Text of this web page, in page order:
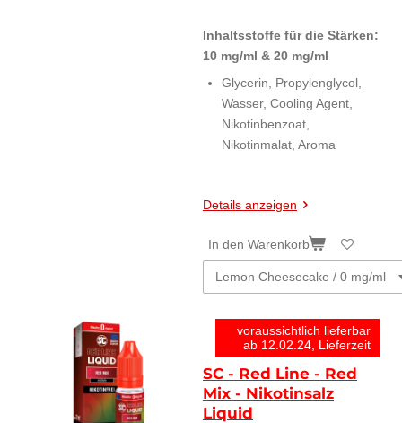
Inhaltsstoffe für die Stärken:
10 mg/ml & 20 mg/ml
Glycerin, Propylenglycol,
Wasser, Cooling Agent,
Nikotinbenzoat,
Nikotinmalat, Aroma
Details anzeigen
In den Warenkorb
voraussichtlich lieferbar
ab 12.02.24, Lieferzeit
SC - Red Line - Red
Mix - Nikotinsalz
Liquid